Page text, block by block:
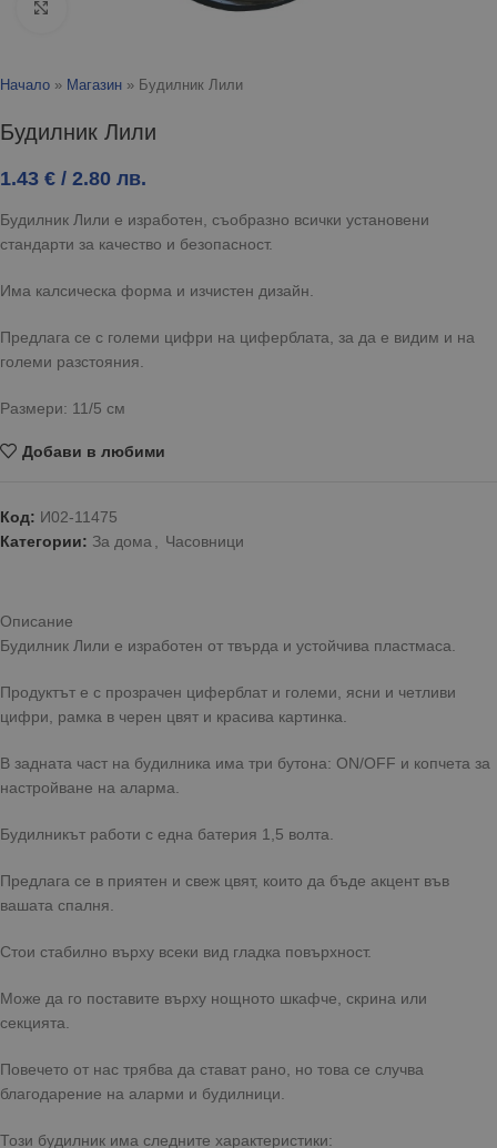
Начало » Магазин » Будилник Лили
Будилник Лили
1.43 € / 2.80 лв.
Будилник Лили е изработен, съобразно всички установени
стандарти за качество и безопасност.
Има калсическа форма и изчистен дизайн.
Предлага се с големи цифри на циферблата, за да е видим и на
големи разстояния.
Размери: 11/5 см
Добави в любими
Код: И02-11475
Категории: За дома Часовници
Описание
Будилник Лили е изработен от твърда и устойчива пластмаса.
Продуктът е с прозрачен циферблат и големи, ясни и четливи
цифри, рамка в черен цвят и красива картинка.
В задната част на будилника има три бутона: ON/OFF и копчета за
настройване на аларма.
Будилникът работи с една батерия 1,5 волта.
Предлага се в приятен и свеж цвят, които да бъде акцент във
вашата спалня.
Стои стабилно върху всеки вид гладка повърхност.
Може да го поставите върху нощното шкафче, скрина или
секцията.
Повечето от нас трябва да стават рано, но това се случва
благодарение на аларми и будилници.
Този будилник има следните характеристики: